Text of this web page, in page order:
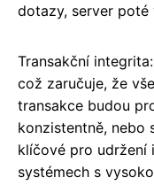
dotazy, server poté
Transakční
což zaručuje, že
transakce budou
konzistentně, nebo
klíčové pro udržení
systémech s